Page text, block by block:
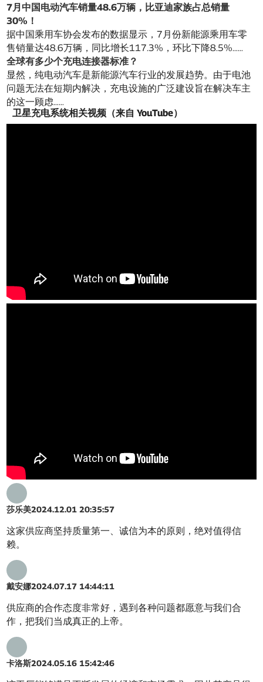
7月中国电动汽车销量48.6万辆，比亚迪家族占总销量
30%！
据中国乘用车协会发布的数据显示，7月份新能源乘用车零
售销量达48.6万辆，同比增长117.3%，环比下降8.5%……
全球有多少个充电连接器标准？
显然，纯电动汽车是新能源汽车行业的发展趋势。由于电池
问题无法在短期内解决，充电设施的广泛建设旨在解决车主
的这一顾虑……
卫星充电系统相关视频（来自 YouTube）
莎乐美2024.12.01 20:35:57
这家供应商坚持质量第一、诚信为本的原则，绝对值得信
赖。
戴安娜2024.07.17 14:44:11
供应商的合作态度非常好，遇到各种问题都愿意与我们合
作，把我们当成真正的上帝。
卡洛斯2024.05.16 15:42:46